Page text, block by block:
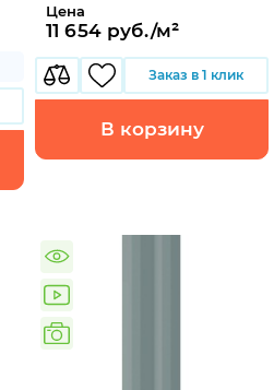
Цена
11 654 руб./м²
Заказ в 1 клик
В корзину